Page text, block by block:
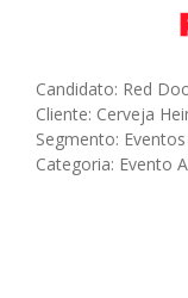
Candidato: Red
Cliente: Cerveja
Segmento: Eventos
Categoria: Evento